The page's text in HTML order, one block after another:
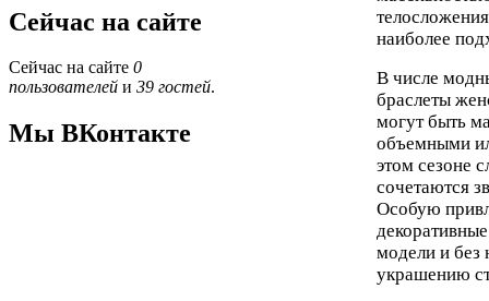
Сейчас на сайте
Сейчас на сайте 0
пользователей и 39 гостей.
Мы ВКонтакте
наиболее
В числе
браслеты
могут быть
объемными
этом сезоне
сочетаются
Особую
модели и
украшению